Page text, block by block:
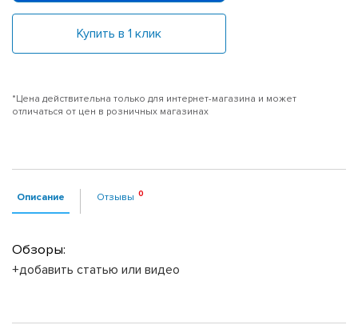
Купить в 1 клик
*Цена действительна только для интернет-магазина и может
отличаться от цен в розничных магазинах
Описание Отзывы
Обзоры:
+добавить статью или видео